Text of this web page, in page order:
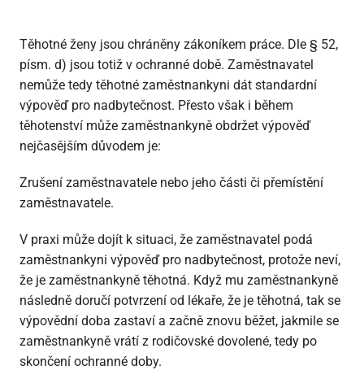
Těhotné ženy jsou chráněny zákoníkem práce. Dle § 52,
písm. d) jsou totiž v ochranné době. Zaměstnavatel
nemůže tedy těhotné zaměstnankyni dát standardní
výpověď pro nadbytečnost. Přesto však i během
těhotenství může zaměstnankyně obdržet výpověď
nejčasějším důvodem je:
Zrušení zaměstnavatele nebo jeho části či přemístění
zaměstnavatele.
V praxi může dojít k situaci, že zaměstnavatel podá
zaměstnankyni výpověď pro nadbytečnost, protože neví,
že je zaměstnankyně těhotná. Když mu zaměstnankyně
následně doručí potvrzení od lékaře, že je těhotná, tak se
výpovědní doba zastaví a začně znovu běžet, jakmile se
zaměstnankyně vrátí z rodičovské dovolené, tedy po
skončení ochranné doby.